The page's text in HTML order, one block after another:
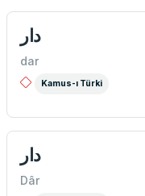
دار
dar
Kamus-ı Türki
دار
Dâr